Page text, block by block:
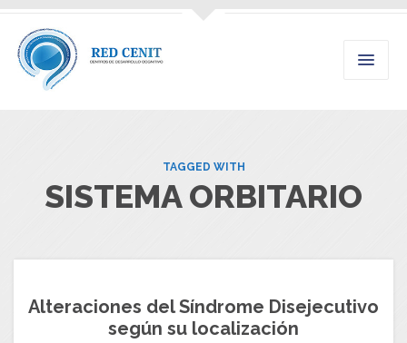
TAGGED WITH
SISTEMA ORBITARIO
Alteraciones del Síndrome Disejecutivo
según su localización